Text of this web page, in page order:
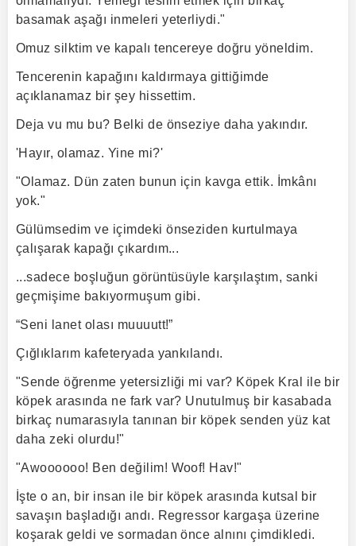
basamak aşağı inmeleri yeterliydi."
Omuz silktim ve kapalı tencereye doğru yöneldim.
Tencerenin kapağını kaldırmaya gittiğimde
açıklanamaz bir şey hissettim.
Deja vu mu bu? Belki de önseziye daha yakındır.
'Hayır, olamaz. Yine mi?'
"Olamaz. Dün zaten bunun için kavga ettik. İmkânı
yok."
Gülümsedim ve içimdeki önseziden kurtulmaya
çalışarak kapağı çıkardım...
...sadece boşluğun görüntüsüyle karşılaştım, sanki
geçmişime bakıyormuşum gibi.
“Seni lanet olası muuuutt!”
Çığlıklarım kafeteryada yankılandı.
"Sende öğrenme yetersizliği mi var? Köpek Kral ile bir
köpek arasında ne fark var? Unutulmuş bir kasabada
birkaç numarasıyla tanınan bir köpek senden yüz kat
daha zeki olurdu!"
"Awoooooo! Ben değilim! Woof! Hav!"
İşte o an, bir insan ile bir köpek arasında kutsal bir
savaşın başladığı andı. Regressor kargaşa üzerine
koşarak geldi ve sormadan önce alnını çimdikledi.